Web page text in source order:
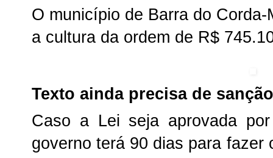
O município de Barra do
a cultura da ordem de R$
Texto ainda precisa de
Caso a Lei seja aprovada
governo terá 90 dias para fazer